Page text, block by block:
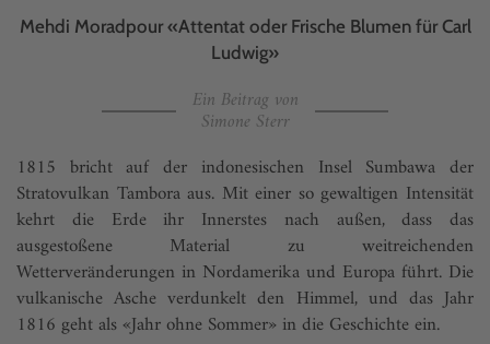
Mehdi Moradpour «Attentat oder Frische Blumen für Carl
Ludwig»
Ein Beitrag von
Simone Sterr
1815 bricht auf der indonesischen Insel Sumbawa der
Stratovulkan Tambora aus. Mit einer so gewaltigen Intensität
kehrt die Erde ihr Innerstes nach außen, dass das
ausgestoßene Material zu weitreichenden
Wetterveränderungen in Nordamerika und Europa führt. Die
vulkanische Asche verdunkelt den Himmel, und das Jahr
1816 geht als «Jahr ohne Sommer» in die Geschichte ein.